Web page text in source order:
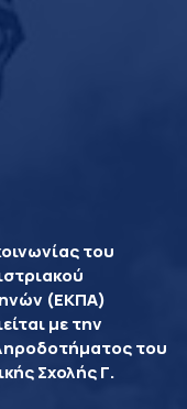
του
(ΕΚΠΑ)
με την
του
Σχολής Γ.